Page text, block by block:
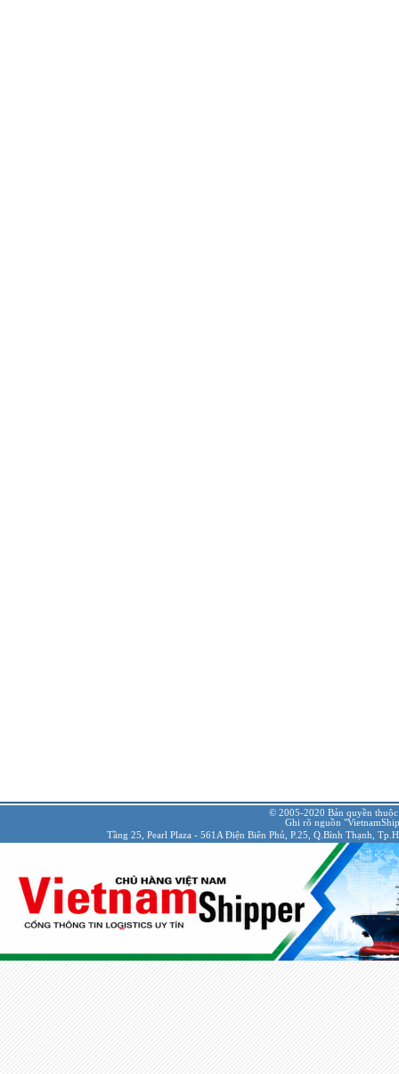
© 2005-2020 Bản quyền
Ghi rõ nguồn
Tầng 25, Pearl Plaza - 561A Điện Biên Phủ, P.25, Q.Bình Thạnh,